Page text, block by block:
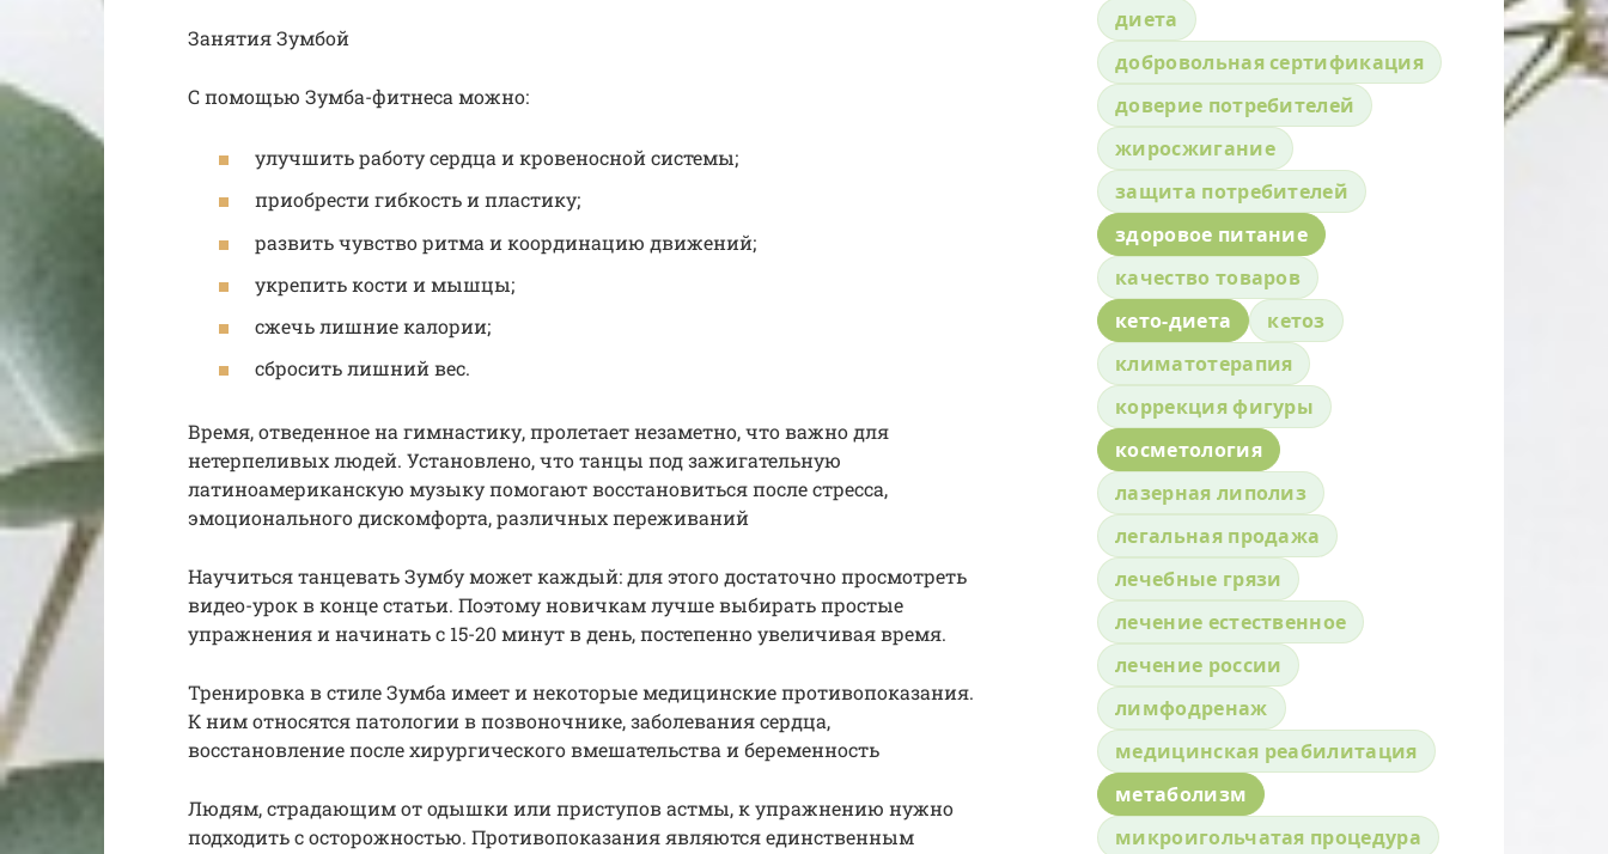
Занятия Зумбой
С помощью Зумба-фитнеса можно:
улучшить работу сердца и кровеносной системы;
приобрести гибкость и пластику;
развить чувство ритма и координацию движений;
укрепить кости и мышцы;
сжечь лишние калории;
сбросить лишний вес.
Время, отведенное на гимнастику, пролетает незаметно, что важно для
нетерпеливых людей. Установлено, что танцы под зажигательную
латиноамериканскую музыку помогают восстановиться после стресса,
эмоционального дискомфорта, различных переживаний
Научиться танцевать Зумбу может каждый: для этого достаточно просмотреть
видео-урок в конце статьи. Поэтому новичкам лучше выбирать простые
упражнения и начинать с 15-20 минут в день, постепенно увеличивая время.
Тренировка в стиле Зумба имеет и некоторые медицинские противопоказания.
К ним относятся патологии в позвоночнике, заболевания сердца,
восстановление после хирургического вмешательства и беременность
Людям, страдающим от одышки или приступов астмы, к упражнению нужно
подходить с осторожностью. Противопоказания являются единственным
диета
добровольная сертификация
доверие потребителей
жиросжигание
защита потребителей
здоровое питание
качество товаров
кето-диета
кетоз
климатотерапия
коррекция фигуры
косметология
лазерная липолиз
легальная продажа
лечебные грязи
лечение естественное
лечение россии
лимфодренаж
медицинская реабилитация
метаболизм
микроигольчатая процедура